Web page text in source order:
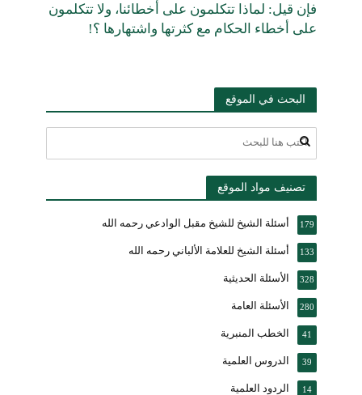
فإن قيل: لماذا تتكلمون على أخطائنا، ولا تتكلمون
على أخطاء الحكام مع كثرتها واشتهارها ؟!
البحث في الموقع
تصنيف مواد الموقع
أسئلة الشيخ للشيخ مقبل الوادعي رحمه الله 179
أسئلة الشيخ للعلامة الألباني رحمه الله 133
الأسئلة الحديثية 328
الأسئلة العامة 280
الخطب المنبرية 41
الدروس العلمية 39
الردود العلمية 14